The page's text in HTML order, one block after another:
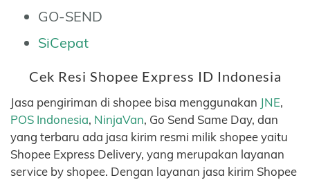
GO-SEND
SiCepat
Cek Resi Shopee Express ID Indonesia
Jasa pengiriman di shopee bisa menggunakan JNE,
POS Indonesia, NinjaVan, Go Send Same Day, dan
yang terbaru ada jasa kirim resmi milik shopee yaitu
Shopee Express Delivery, yang merupakan layanan
service by shopee. Dengan layanan jasa kirim Shopee